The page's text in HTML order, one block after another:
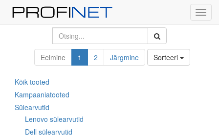
Eelmine 1 2 Järgmine Sorteeri
Kõik tooted
Kampaaniatooted
Sülearvutid
Lenovo sülearvutid
Dell sülearvutid